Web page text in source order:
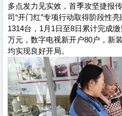
多点发力见实效，首季攻坚捷报
司“开门红”专项行动取得阶段性
1314台，1月1日至8日累计完成
万元，数字电视新开户80户，新
均实现良好开局。